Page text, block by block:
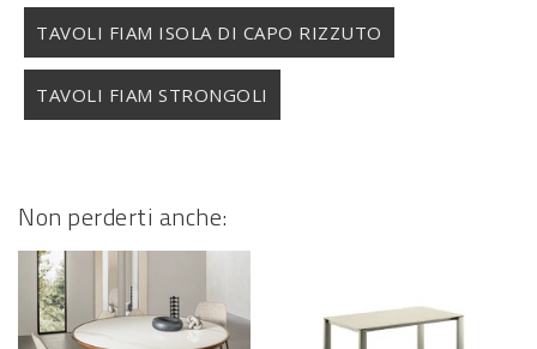
TAVOLI FIAM ISOLA DI CAPO RIZZUTO
TAVOLI FIAM STRONGOLI
Non perderti anche: